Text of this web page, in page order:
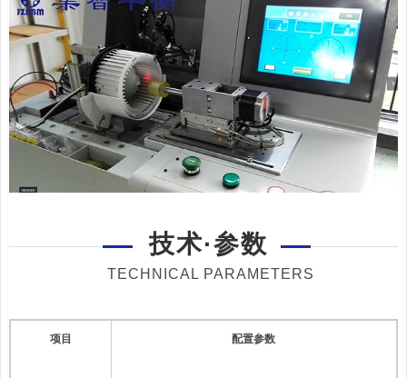
技术·参数
TECHNICAL PARAMETERS
项目 配置参数